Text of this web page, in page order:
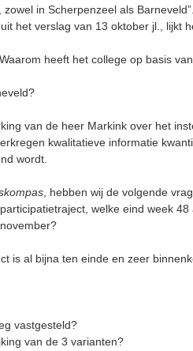
in Scherpenzeel als
het verslag van 13 oktober jl., lijkt
heeft het college op basis
van de heer Markink over het
kwalitatieve informatie
wordt.
, hebben wij de volgende
welke eind week
is al bijna ten einde en zeer
vastgesteld?
van de 3 varianten?